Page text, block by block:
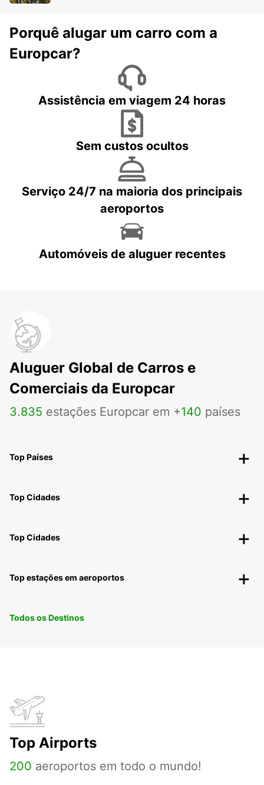
Porquê alugar um carro com a
Europcar?
Assistência em viagem 24 horas
Sem custos ocultos
Serviço 24/7 na maioria dos principais
aeroportos
Automóveis de aluguer recentes
Aluguer Global de Carros e
Comerciais da Europcar
3.835 estações Europcar em +140 países
Top Países
Top Cidades
Top Cidades
Top estações em aeroportos
Todos os Destinos
Top Airports
200 aeroportos em todo o mundo!